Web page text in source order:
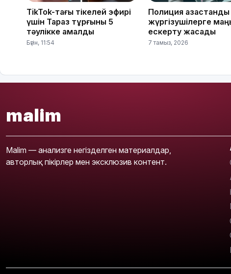
TikTok-тағы тікелей эфирі
үшін Тараз тұрғыны 5
тәулікке қамалды
Бүгін, 11:54
Полиция қазақстандық
жүргізушілерге
ескерту жасады
7 тамыз, 2026
malim
Malim — анализге негізделген материалдар,
авторлық пікірлер мен эксклюзив контент.